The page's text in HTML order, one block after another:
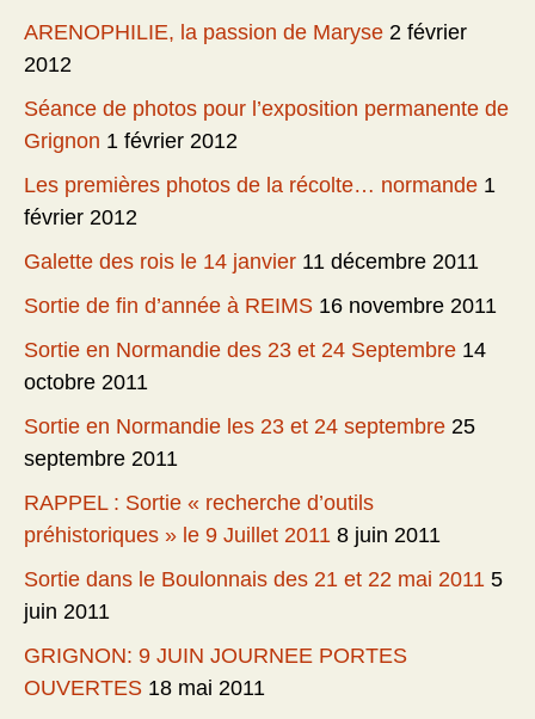
ARENOPHILIE, la passion de Maryse 2 février
2012
Séance de photos pour l’exposition permanente de
Grignon 1 février 2012
Les premières photos de la récolte… normande 1
février 2012
Galette des rois le 14 janvier 11 décembre 2011
Sortie de fin d’année à REIMS 16 novembre 2011
Sortie en Normandie des 23 et 24 Septembre 14
octobre 2011
Sortie en Normandie les 23 et 24 septembre 25
septembre 2011
RAPPEL : Sortie « recherche d’outils
préhistoriques » le 9 Juillet 2011 8 juin 2011
Sortie dans le Boulonnais des 21 et 22 mai 2011 5
juin 2011
GRIGNON: 9 JUIN JOURNEE PORTES
OUVERTES 18 mai 2011